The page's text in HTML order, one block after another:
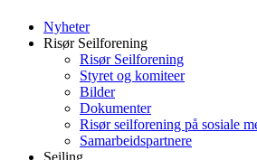
Nyheter
Risør Seilforening
Risør Seilforening
Styret og komiteer
Bilder
Dokumenter
Risør seilforening på sosiale
Samarbeidspartnere
Seiling